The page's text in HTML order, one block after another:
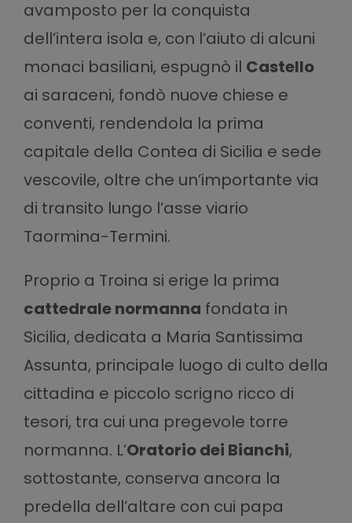
avamposto per la conquista
dell’intera isola e, con l’aiuto di alcuni
monaci basiliani, espugnò il Castello
ai saraceni, fondò nuove chiese e
conventi, rendendola la prima
capitale della Contea di Sicilia e sede
vescovile, oltre che un’importante via
di transito lungo l’asse viario
Taormina-Termini.
Proprio a Troina si erige la prima
cattedrale normanna fondata in
Sicilia, dedicata a Maria Santissima
Assunta, principale luogo di culto della
cittadina e piccolo scrigno ricco di
tesori, tra cui una pregevole torre
normanna. L’Oratorio dei Bianchi,
sottostante, conserva ancora la
predella dell’altare con cui papa